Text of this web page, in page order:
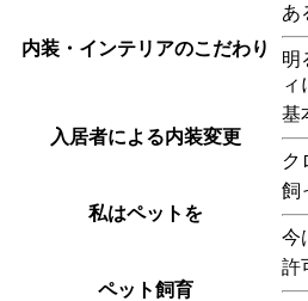
内装・インテリアのこだわり
あ
明
ィ
入居者による内装変更
基
ク
私はペットを
飼
今
ペット飼育
許